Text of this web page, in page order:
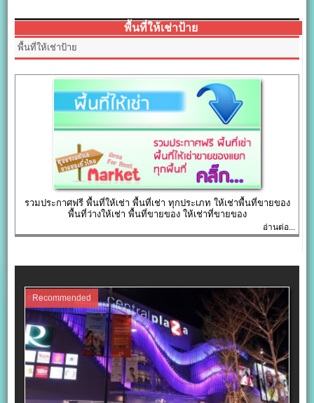
พื้นที่ให้เช่าป้าย
พื้นที่ให้เช่าป้าย
รวมประกาศฟรี พื้นที่ให้เช่า พื้นที่เช่า ทุกประเภท ให้เช่าพื้นที่ขายของ
พื้นที่ว่างให้เช่า พื้นที่ขายของ ให้เช่าที่ขายของ
อ่านต่อ...
Recommended